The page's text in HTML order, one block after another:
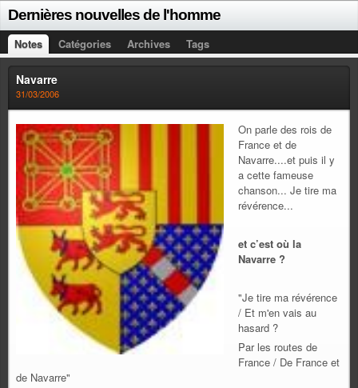
Dernières nouvelles de l'homme
Notes Catégories Archives Tags
Navarre
31/03/2006
On parle des rois de
France et de
Navarre....et puis il y
a cette fameuse
chanson... Je tire ma
révérence...
et c’est où la
Navarre ?
"Je tire ma révérence
/ Et m'en vais au
hasard ?
Par les routes de
France / De France et
de Navarre"